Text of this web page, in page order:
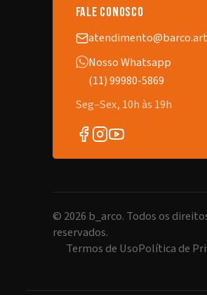
fale conosco
Nosso Whatsapp
(11) 99980-5869
Seg–Sex, 10h às 19h
© 2026 b_arco. Todos os
reservados.
Termos de UsoPolítica de